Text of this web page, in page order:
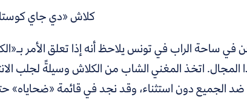
كلاش «دي جاي
في ساحة الراب في تونس يلاحظ أنه إذا تعلق الأمر
المجال.اتخذ المغني الشاب من الكلاش وسيلةً لجلب
ضد الجميع دون استثناء، وقد نجد في قائمة «ضحاياه»